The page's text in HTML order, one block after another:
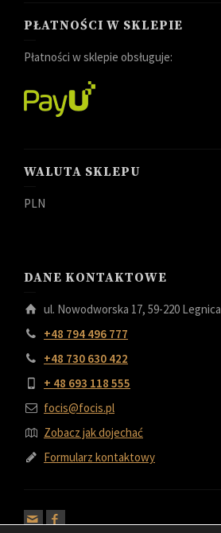
PŁATNOŚCI W SKLEPIE
Płatności w sklepie obsługuje:
WALUTA SKLEPU
PLN
DANE KONTAKTOWE
ul. Nowodworska 17, 59-220 Legnica
+48 794 496 777
+48 730 630 422
+ 48 693 118 555
focis@focis.pl
Zobacz jak dojechać
Formularz kontaktowy